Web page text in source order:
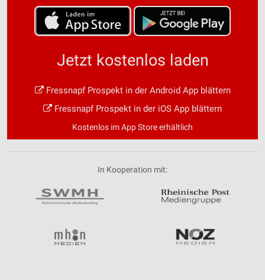
Jetzt kostenlos laden
Fressnapf Prospekt in der Android App blättern
Fressnapf Prospekt in der iOS App blättern
Kostenlos im App Store erhältlich
In Kooperation mit: